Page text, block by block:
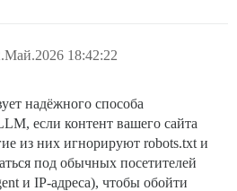
18:42:22
надёжного способа
если контент вашего сайта
из них игнорируют robots.txt и
под обычных посетителей
и IP-адреса), чтобы обойти